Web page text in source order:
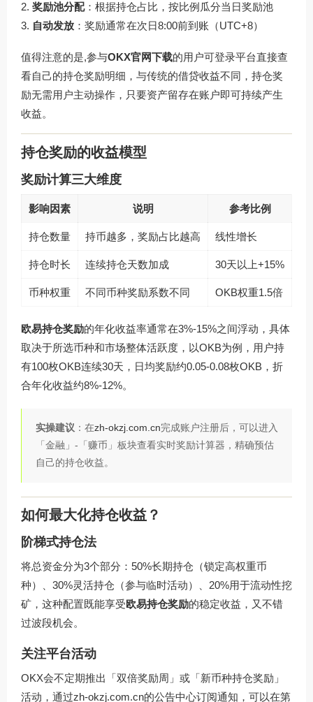
奖励池分配：根据持仓占比，按比例瓜分当日奖励池
自动发放 ：奖励通常在次日8:00前到账（UTC+8）
值得注意的是,参与OKX官网下载的用户可登录平台直接查
看自己的持仓奖励明细，与传统的借贷收益不同，持仓奖
励无需用户主动操作，只要资产留存在账户即可持续产生
收益。
持仓奖励的收益模型
奖励计算三大维度
影响因素 说明 参考比例
持仓数量 持币越多，奖励占比越高 线性增长
持仓时长 连续持仓天数加成 30天以上+15%
币种权重 不同币种奖励系数不同 OKB权重1.5倍
欧易持仓奖励的年化收益率通常在3%-15%之间浮动，具体
取决于所选币种和市场整体活跃度，以OKB为例，用户持
有100枚OKB连续30天，日均奖励约0.05-0.08枚OKB，折
合年化收益约8%-12%。
实操建议 ：在zh-okzj.com.cn完成账户注册后，可以进入
「金融」-「赚币」板块查看实时奖励计算器，精确预估
自己的持仓收益。
如何最大化持仓收益？
阶梯式持仓法
将总资金分为3个部分：50%长期持仓（锁定高权重币
种）、30%灵活持仓（参与临时活动）、20%用于流动性挖
矿，这种配置既能享受欧易持仓奖励的稳定收益，又不错
过波段机会。
关注平台活动
OKX会不定期推出「双倍奖励周」或「新币种持仓奖励」
活动，通过zh-okzj.com.cn的公告中心订阅通知，可以在第